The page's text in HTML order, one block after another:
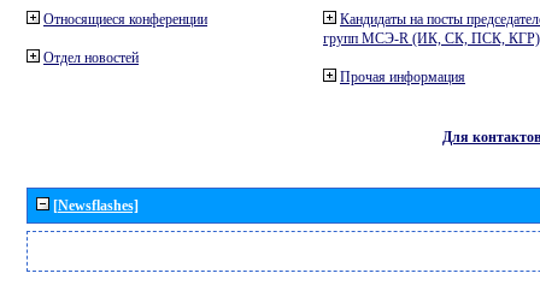
Относящиеся конференции
Отдел новостей
Кандидаты на посты
групп МСЭ-R (ИК, СК, ПСК, КГР)
Прочая информация
Для контактов
[Newsflashes]